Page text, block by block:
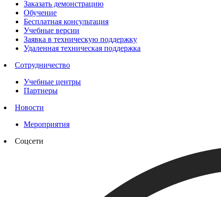
Заказать демонстрацию
Обучение
Бесплатная консультация
Учебные версии
Заявка в техническую поддержку
Удаленная техническая поддержка
Сотрудничество
Учебные центры
Партнеры
Новости
Мероприятия
Соцсети